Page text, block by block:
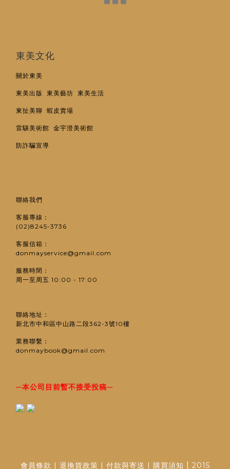
東美文化
關於東美
東美出版 東美藝坊 東美生活
東扯美聊 蝦皮賣場
雷驤美術館 金宇澄美術館
防詐騙宣導
聯絡我們
客服專線：
(02)8245-3736
客服信箱：
donmayservice@gmail.com
服務時間：
周一至周五 10:00 - 17:00
聯絡地址：
新北市中和區中山路二段362-3號10樓
業務聯繫：
donmaybook@gmail.com
─本公司目前暫不接受投稿─
會員條款 | 退換貨政策 | 付款與寄送 | 購買須知 2015